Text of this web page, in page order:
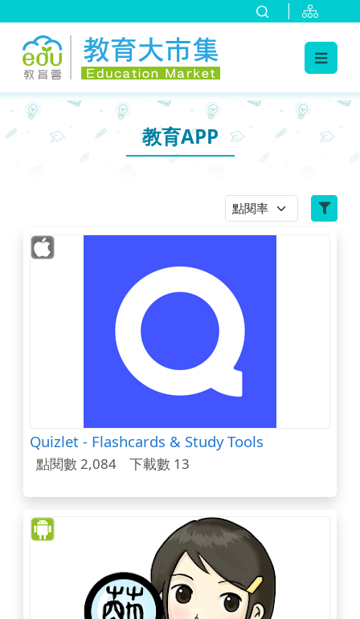
::: 教育APP
Quizlet - Flashcards & Study Tools
點閱數 2,084 下載數 13